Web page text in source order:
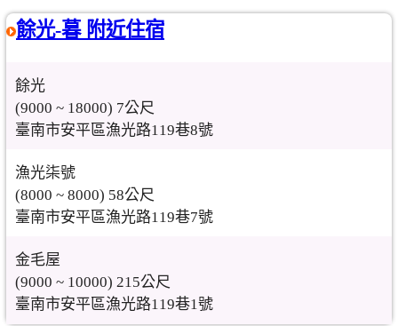
餘光-暮 附近住宿
餘光
(9000 ~ 18000) 7公尺
臺南市安平區漁光路119巷8號
漁光柒號
(8000 ~ 8000) 58公尺
臺南市安平區漁光路119巷7號
金毛屋
(9000 ~ 10000) 215公尺
臺南市安平區漁光路119巷1號